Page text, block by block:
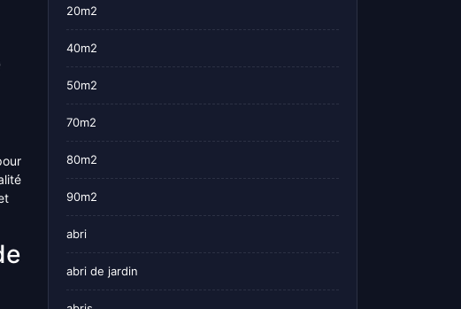
20m2
40m2
50m2
70m2
80m2
90m2
abri
abri de jardin